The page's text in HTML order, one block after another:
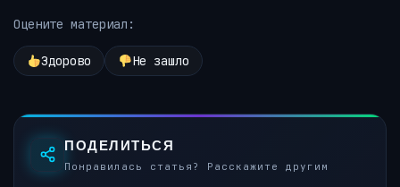
Оцените материал:
Здорово Не зашло
ПОДЕЛИТЬСЯ
Понравилась статья? Расскажите другим